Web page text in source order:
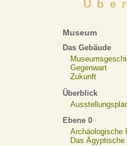
Museum
Das Gebäude
Gegenwart
Zukunft
Überblick
Ebene 0
Archäologische
Das Ägyptische